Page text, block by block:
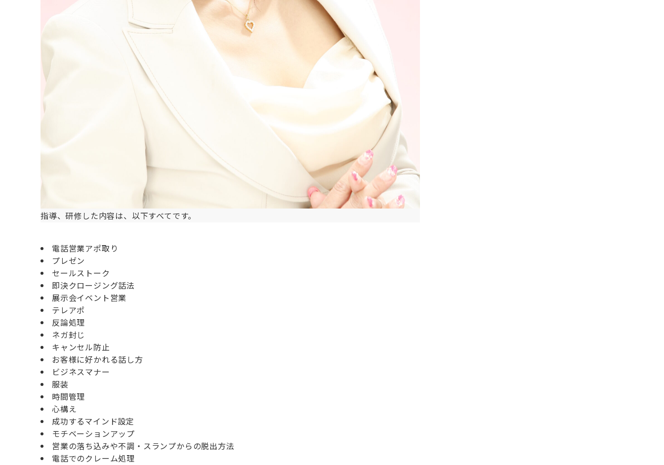
指導、研修した内容は、以下すべてです。
電話営業アポ取り
プレゼン
セールストーク
即決クロージング話法
展示会イベント営業
テレアポ
反論処理
ネガ封じ
キャンセル防止
お客様に好かれる話し方
ビジネスマナー
服装
時間管理
心構え
成功するマインド設定
モチベーションアップ
営業の落ち込みや不調・スランプからの脱出方法
電話でのクレーム処理